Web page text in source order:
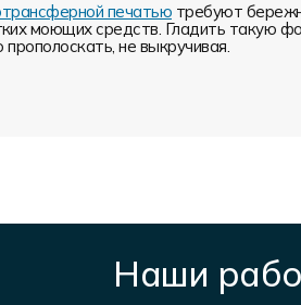
печатью требуют
моющих средств. Гладить такую
не выкручивая.
Наши